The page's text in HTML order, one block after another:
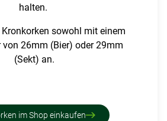
halten.
sowohl mit einem
von 26mm (Bier) oder 29mm
(Sekt) an.
im Shop einkaufen